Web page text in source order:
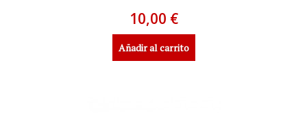
10,00 €
Añadir al carrito